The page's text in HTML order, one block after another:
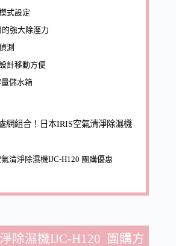
式設定
的強大除溼力
測
計移動方便
量儲水箱
網組合！日本IRIS空氣清淨除濕機
氣清淨除濕機IJC-H120 團購優惠
除濕機IJC-H120 團購方